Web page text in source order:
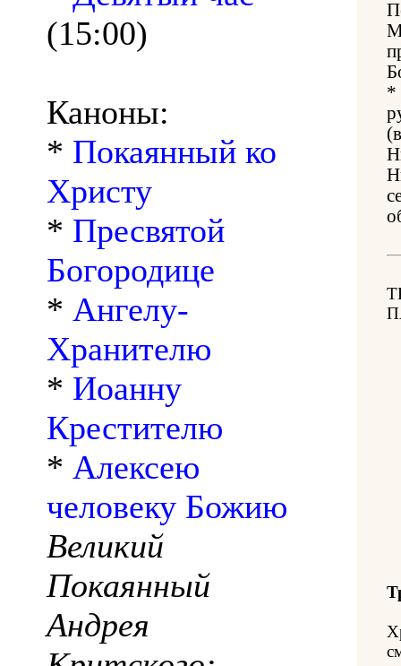
(15:00)
Каноны:
* Покаянный ко
Христу
* Пресвятой
Богородице
* Ангелу-
Хранителю
* Иоанну
Крестителю
* Алексею
человеку Божию
Великий
Покаянный
Андрея
*